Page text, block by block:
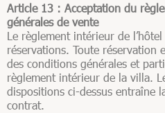
Article 13 : Acceptation du
générales de vente
Le règlement intérieur de l’hôtel
réservations. Toute réservation
des conditions générales et
règlement intérieur de la villa.
dispositions ci-dessus entraîne
contrat.